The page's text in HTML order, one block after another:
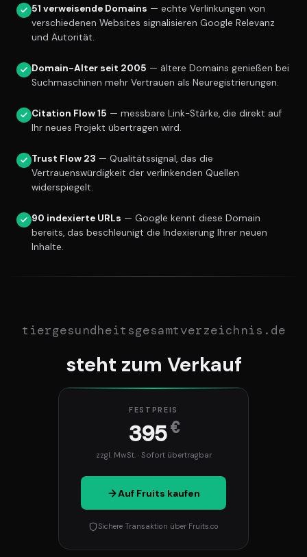
51 verweisende Domains — echte Verlinkungen von
verschiedenen Websites signalisieren Google Relevanz
und Autorität.
Domain-Alter seit 2005 — ältere Domains genießen bei
Suchmaschinen mehr Vertrauen als Neuregistrierungen.
Citation Flow 15 — messbare Link-Stärke, die direkt auf
Ihr neues Projekt übertragen wird.
Trust Flow 23 — Qualitätssignal, das die
Vertrauenswürdigkeit der verlinkenden Quellen
widerspiegelt.
90 indexierte URLs — Google kennt diese Domain
bereits, das beschleunigt die Indexierung Ihrer neuen
Inhalte.
tiergesundheitsgesamtverzeichnis.de
steht zum Verkauf
FESTPREIS
395€
zzgl. MwSt. · Sofort übertragbar
Auf Fruits kaufen
Sichere Transaktion über Fruits.co